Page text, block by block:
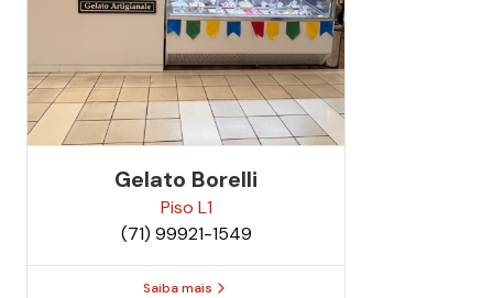
Gelato Borelli
Piso L1
(71) 99921-1549
Saiba mais